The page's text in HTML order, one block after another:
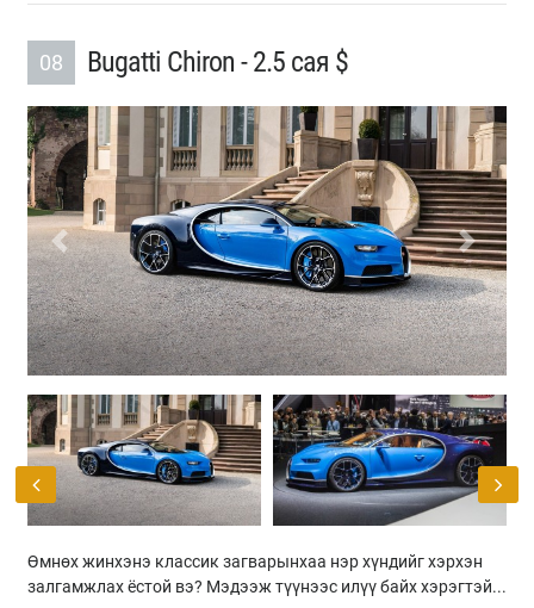
08 Bugatti Chiron - 2.5 сая $
Previous Next
Өмнөх жинхэнэ классик загварынхаа нэр хүндийг хэрхэн
залгамжлах ёстой вэ? Мэдээж түүнээс илүү байх хэрэгтэй...